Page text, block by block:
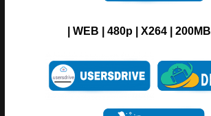
| WEB | 480p | X264 | 200MB